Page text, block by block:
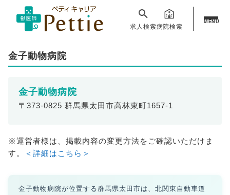
求人検索病院検索
MENU
金子動物病院
金子動物病院
〒373-0825 群馬県太田市高林東町1657-1
※運営者様は、掲載内容の変更方法をご確認いただけま
す。
＜詳細はこちら＞
金子動物病院が位置する群馬県太田市は、北関東自動車道